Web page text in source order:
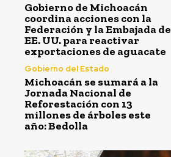
Gobierno de Michoacán
coordina acciones con la
Federación y la Embajada de
EE. UU. para reactivar
exportaciones de aguacate
Gobierno del Estado
Michoacán se sumará a la
Jornada Nacional de
Reforestación con 13
millones de árboles este
año: Bedolla